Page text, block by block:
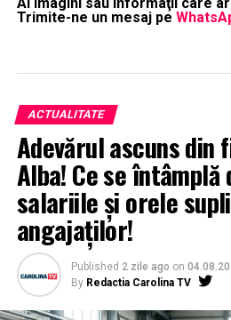
Trimite-ne un mesaj pe
ACTUALITATE
Adevărul ascuns din
Alba! Ce se întâmplă
salariile și orele
angajaților!
Published 2 zile ago on
By Redactia Carolina TV